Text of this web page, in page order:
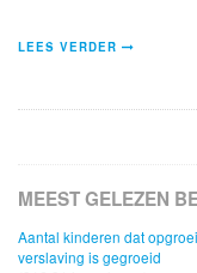
LEES VERDER
MEEST GELEZEN
Aantal kinderen dat
verslaving is gegroeid